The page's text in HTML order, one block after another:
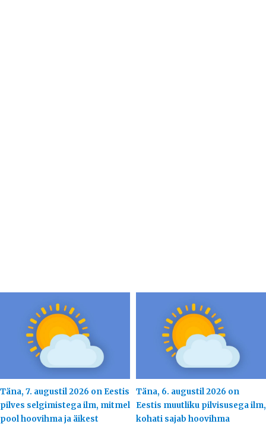
Täna, 7. augustil 2026 on Eestis
pilves selgimistega ilm, mitmel
pool hoovihma ja äikest
Täna, 6. augustil 2026 on
Eestis muutliku pilvisusega ilm,
kohati sajab hoovihma